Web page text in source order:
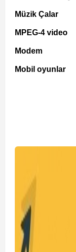
Müzik Çalar
MPEG-4 video
Modem
Mobil oyunlar